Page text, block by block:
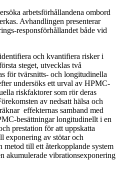
arbetsförhållandena ombord
Avhandlingen presenterar
responsförhållandet både vid
och kvantifiera risker i
steget, utvecklas två
för tvärsnitts- och longitudinella
undersöks ett urval av HPMC-
riskfaktorer som rör deras
av nedsatt hälsa och
effekternas samband med
besättningar longitudinellt i en
prestation för att uppskatta
exponering av stötar och
metod till ett återkopplande system
akumulerade vibrationsexponering